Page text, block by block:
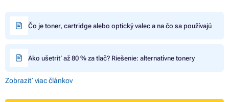
Čo je toner, cartridge alebo optický valec a na čo sa používajú
Ako ušetriť až 80 % za tlač? Riešenie: alternatívne tonery
Zobraziť viac článkov